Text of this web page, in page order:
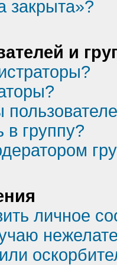
закрыта»?
и
в группу?
личное